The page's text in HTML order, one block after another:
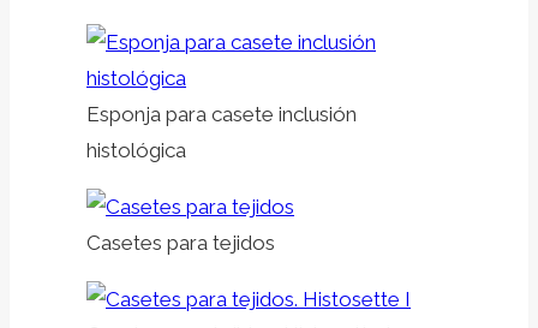
Esponja para casete inclusión
histológica
Casetes para tejidos